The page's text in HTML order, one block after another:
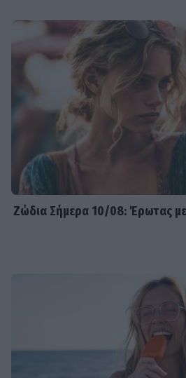
Ζώδια Σήμερα 10/08: Έρωτας